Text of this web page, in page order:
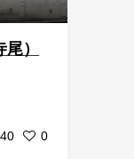
）
40
0